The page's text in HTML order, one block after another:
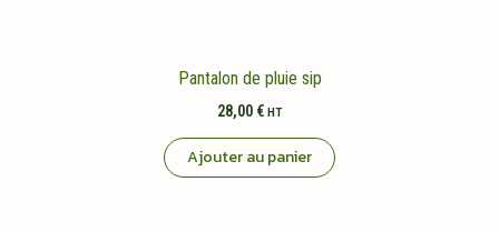
Pantalon de pluie sip
28,00 € HT
Ajouter au panier